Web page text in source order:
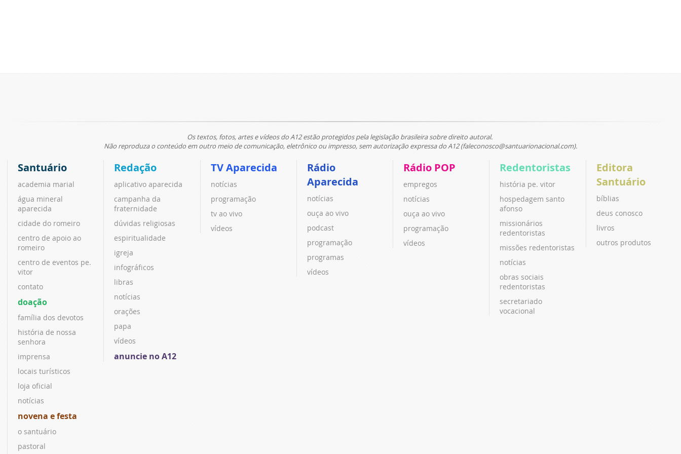
Os textos, fotos, artes e vídeos do A12 estão protegidos pela legislação brasileira sobre direito autoral.
Não reproduza o conteúdo em outro meio de comunicação, eletrônico ou impresso, sem autorização expressa do A12 (faleconosco@santuarionacional.com).
Santuário
academia marial
água mineral
aparecida
cidade do romeiro
centro de apoio ao
romeiro
centro de eventos pe.
vitor
contato
doação
família dos devotos
história de nossa
senhora
imprensa
locais turísticos
loja oficial
notícias
novena e festa
o santuário
pastoral
Redação
aplicativo aparecida
campanha da
fraternidade
dúvidas religiosas
espiritualidade
igreja
infográficos
libras
notícias
orações
papa
vídeos
anuncie no A12
TV Aparecida
notícias
programação
tv ao vivo
vídeos
Rádio
Aparecida
notícias
ouça ao vivo
podcast
programação
programas
vídeos
Rádio POP
empregos
notícias
ouça ao vivo
programação
vídeos
Redentoristas
história pe. vitor
hospedagem santo
afonso
missionários
redentoristas
missões redentoristas
notícias
obras sociais
redentoristas
secretariado
vocacional
Editora
Santuário
bíblias
deus conosco
livros
outros produtos